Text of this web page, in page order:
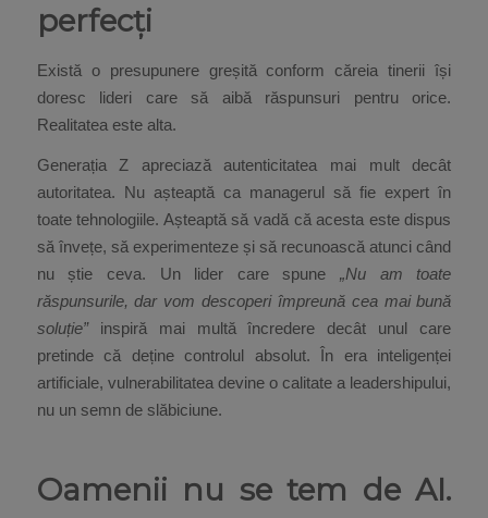
perfecți
Există o presupunere greșită conform căreia tinerii își
doresc lideri care să aibă răspunsuri pentru orice.
Realitatea este alta.
Generația Z apreciază autenticitatea mai mult decât
autoritatea. Nu așteaptă ca managerul să fie expert în
toate tehnologiile. Așteaptă să vadă că acesta este dispus
să învețe, să experimenteze și să recunoască atunci când
nu știe ceva. Un lider care spune„Nu am toate
răspunsurile, dar vom descoperi împreună cea mai bună
soluție”inspiră mai multă încredere decât unul care
pretinde că deține controlul absolut. În era inteligenței
artificiale, vulnerabilitatea devine o calitate a leadershipului,
nu un semn de slăbiciune.
Oamenii nu se tem de AI.